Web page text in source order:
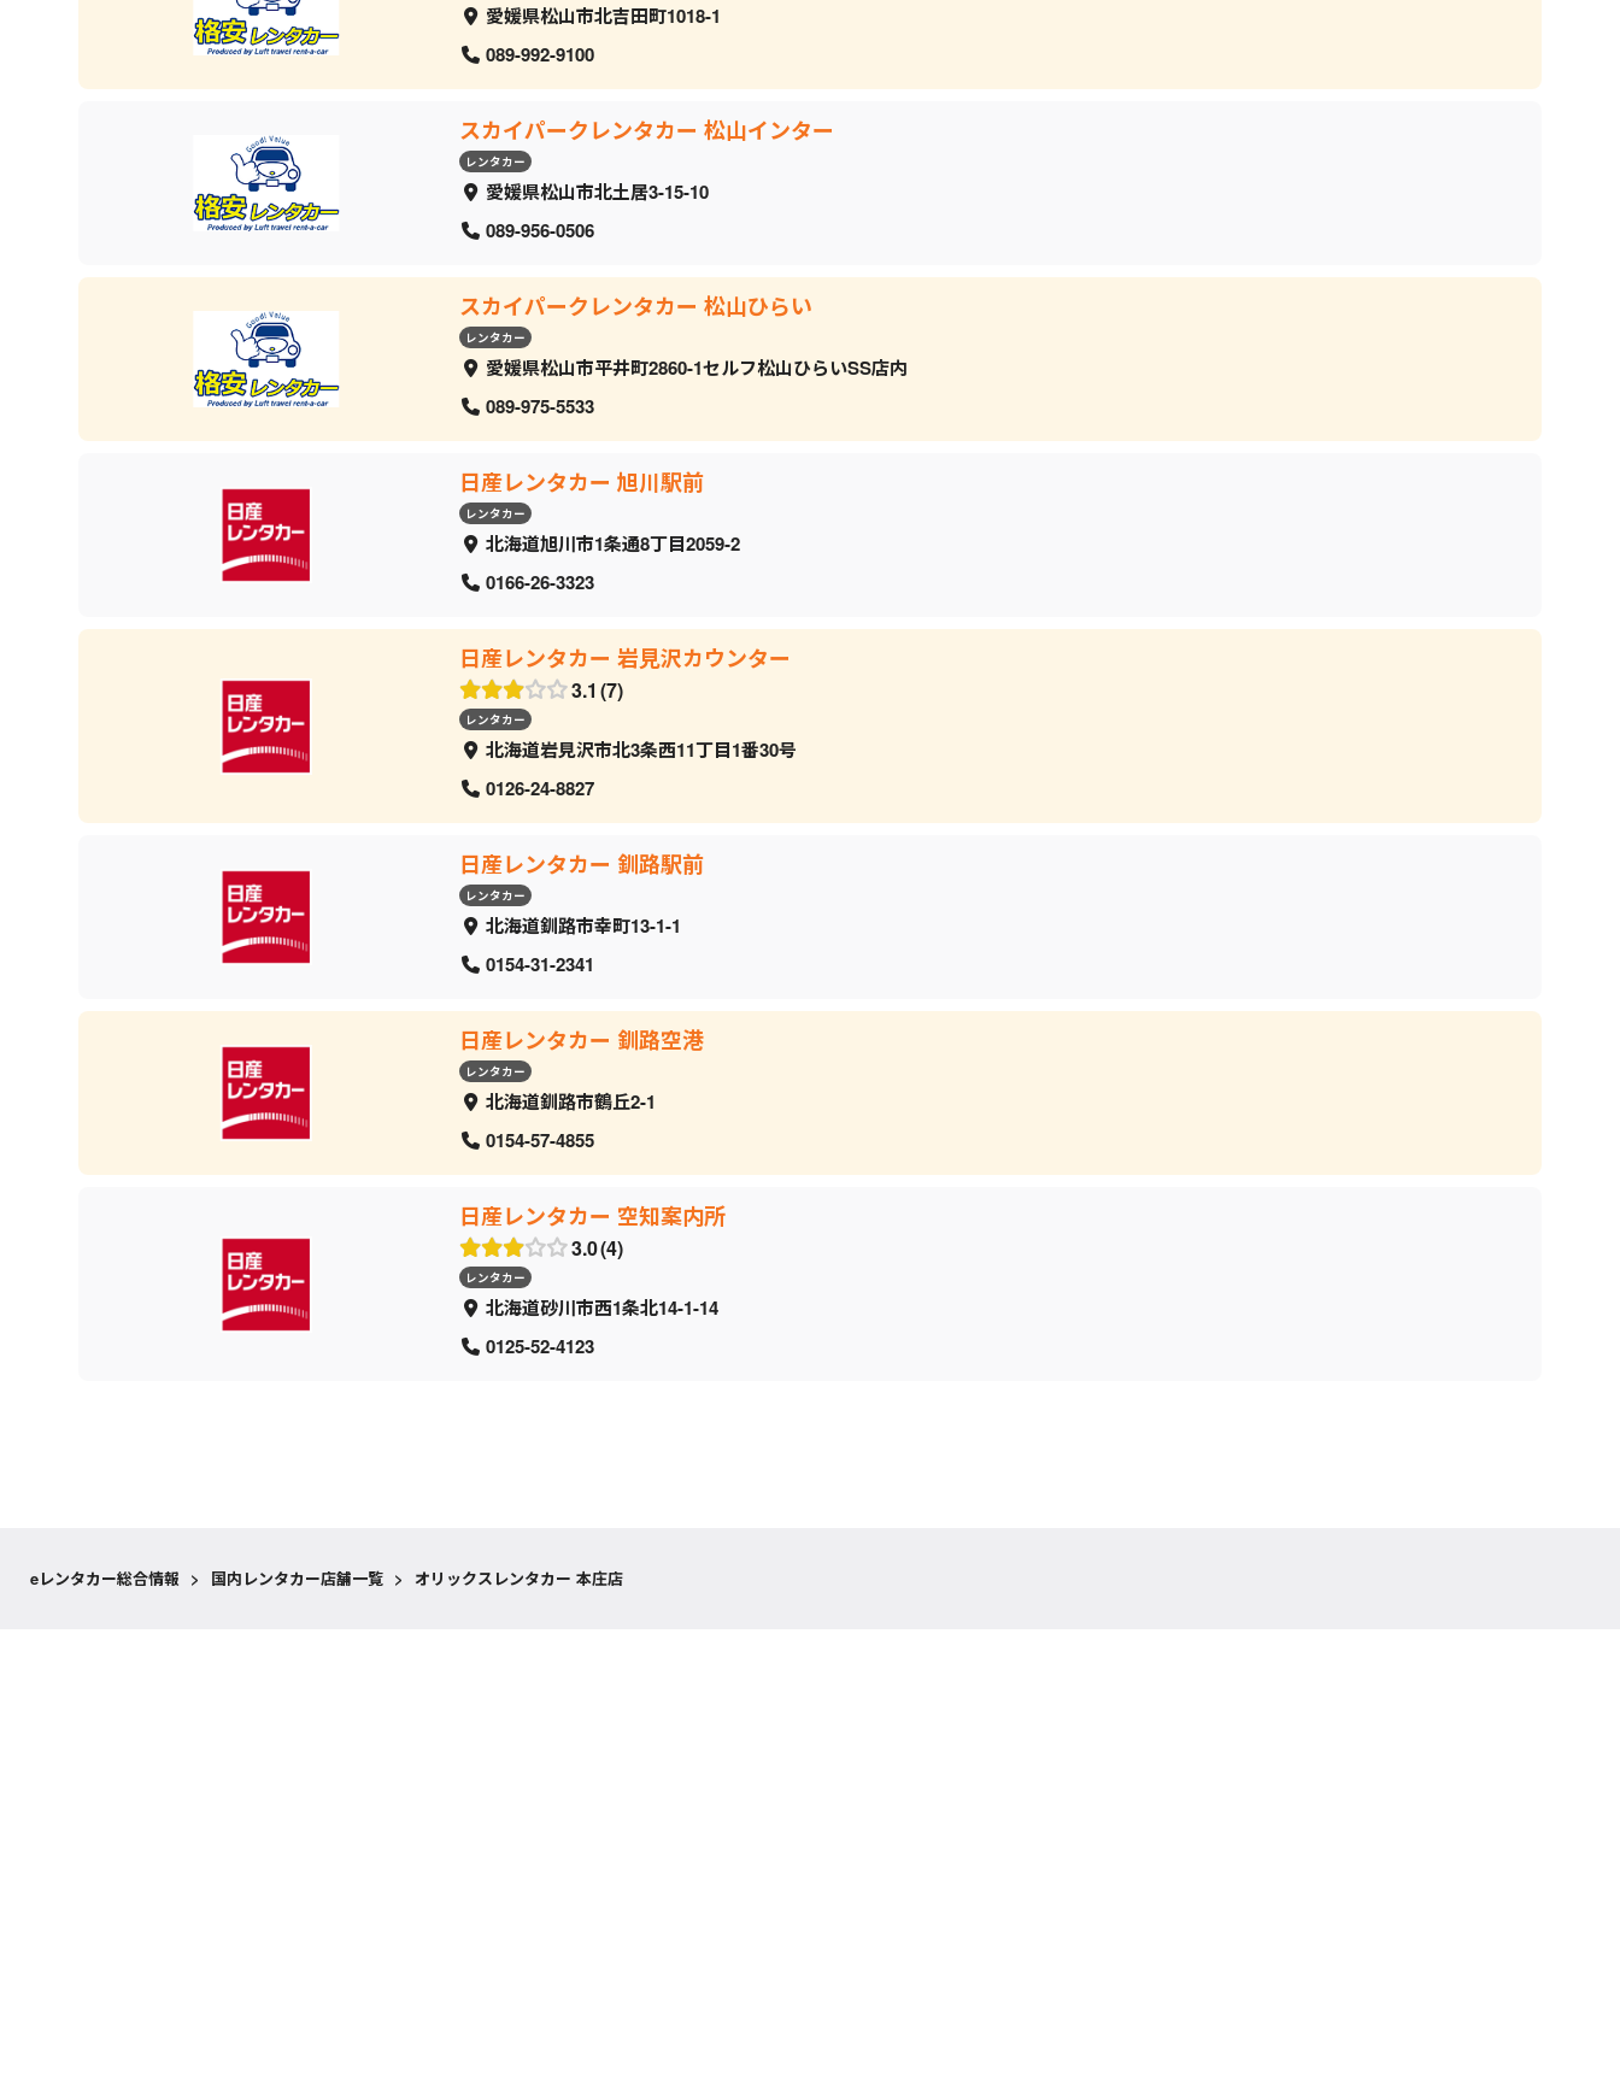
愛媛県松山市北吉田町1018-1
089-992-9100
スカイパークレンタカー 松山インター
レンタカー
愛媛県松山市北土居3-15-10
089-956-0506
スカイパークレンタカー 松山ひらい
レンタカー
愛媛県松山市平井町2860-1セルフ松山ひらいSS店内
089-975-5533
日産レンタカー 旭川駅前
レンタカー
北海道旭川市1条通8丁目2059‐2
0166-26-3323
日産レンタカー 岩見沢カウンター
3.1 7
レンタカー
北海道岩見沢市北3条西11丁目1番30号
0126-24-8827
日産レンタカー 釧路駅前
レンタカー
北海道釧路市幸町13-1-1
0154-31-2341
日産レンタカー 釧路空港
レンタカー
北海道釧路市鶴丘2-1
0154-57-4855
日産レンタカー 空知案内所
3.0 4
レンタカー
北海道砂川市西1条北14-1-14
0125-52-4123
eレンタカー総合情報 > 国内レンタカー店舗一覧 > オリックスレンタカー 本庄店